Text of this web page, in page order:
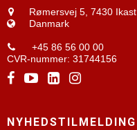
Rømersvej 5, 7430 Ikast
Danmark
+45 86 56 00 00
CVR-nummer: 31744156
NYHEDSTILMELDING